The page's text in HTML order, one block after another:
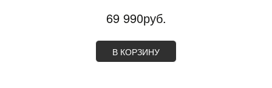
69 990руб.
В КОРЗИНУ